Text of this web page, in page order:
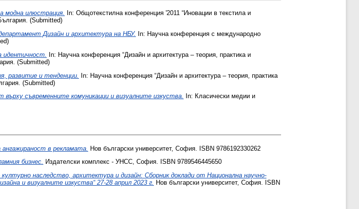
модна илюстрация.
In: Общотекстилна конференция '2011 “Иновации в текстила и
(Submitted)
Дизайн и архитектура на НБУ. In: Научна конференция с международно
идентичност.
In: Научна конференция “Дизайн и архитектура – теория, практика и
(Submitted)
развитие и тенденции. In: Научна конференция “Дизайн и архитектура – теория, практика
(Submitted)
съвременните комуникации и визуалните изкуства.
In: Класически медии и
в рекламата. Нов български университет, София. ISBN 9786192330262
бизнес. Издателски комплекс - УНСС, София. ISBN 9789546445650
наследство, архитектура и дизайн: Сборник доклади от Национална научно-
и визуалните изкуства“ 27-28 април 2023 г. Нов български университет, София. ISBN